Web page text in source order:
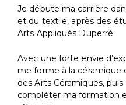
Je débute ma carrière
et du textile, après des
Arts Appliqués Duperré.
Avec une forte envie
me forme à la céramique
des Arts Céramiques,
compléter ma formation